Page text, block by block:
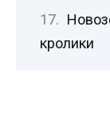
кролики